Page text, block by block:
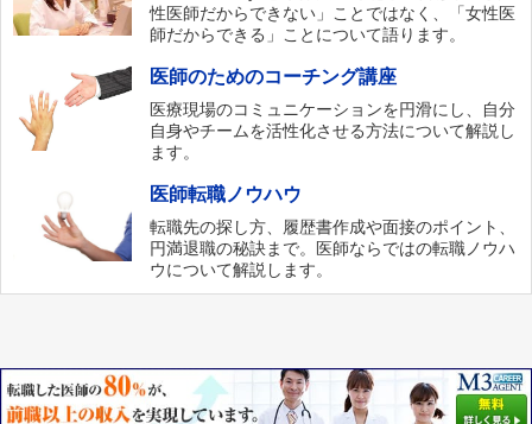
性医師だからできない」ことではなく、「女性医
師だからできる」ことについて語ります。
医師のためのコーチング講座
医療現場のコミュニケーションを円滑にし、自分
自身やチームを活性化させる方法について解説し
ます。
医師転職ノウハウ
転職先の探し方、履歴書作成や面接のポイント、
円満退職の秘訣まで。医師ならではの転職ノウハ
ウについて解説します。